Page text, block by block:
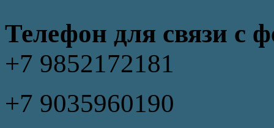
Телефон для связи с
+7 9852172181
+7 9035960190